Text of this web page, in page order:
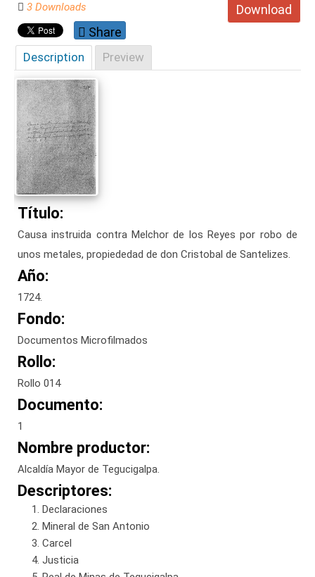
Download
3 Downloads
Share
Description Preview
Título:
Causa instruida contra Melchor de los Reyes por robo de
unos metales, propiededad de don Cristobal de Santelizes.
Año:
1724.
Fondo:
Documentos Microfilmados
Rollo:
Rollo 014
Documento:
1
Nombre productor:
Alcaldía Mayor de Tegucigalpa.
Descriptores:
Declaraciones
Mineral de San Antonio
Carcel
Justicia